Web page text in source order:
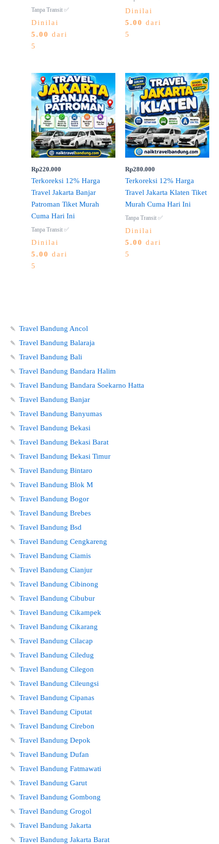
Tanpa Transit ✅
Dinilai
5.00 dari
5
Dinilai
5.00 dari
5
Rp220.000
Terkoreksi 12% Harga
Travel Jakarta Banjar
Patroman Tiket Murah
Cuma Hari Ini
Tanpa Transit ✅
Dinilai
5.00 dari
5
Rp280.000
Terkoreksi 12% Harga
Travel Jakarta Klaten Tiket
Murah Cuma Hari Ini
Tanpa Transit ✅
Dinilai
5.00 dari
5
🍡 Travel Bandung Ancol
🍡 Travel Bandung Balaraja
🍡 Travel Bandung Bali
🍡 Travel Bandung Bandara Halim
🍡 Travel Bandung Bandara Soekarno Hatta
🍡 Travel Bandung Banjar
🍡 Travel Bandung Banyumas
🍡 Travel Bandung Bekasi
🍡 Travel Bandung Bekasi Barat
🍡 Travel Bandung Bekasi Timur
🍡 Travel Bandung Bintaro
🍡 Travel Bandung Blok M
🍡 Travel Bandung Bogor
🍡 Travel Bandung Brebes
🍡 Travel Bandung Bsd
🍡 Travel Bandung Cengkareng
🍡 Travel Bandung Ciamis
🍡 Travel Bandung Cianjur
🍡 Travel Bandung Cibinong
🍡 Travel Bandung Cibubur
🍡 Travel Bandung Cikampek
🍡 Travel Bandung Cikarang
🍡 Travel Bandung Cilacap
🍡 Travel Bandung Ciledug
🍡 Travel Bandung Cilegon
🍡 Travel Bandung Cileungsi
🍡 Travel Bandung Cipanas
🍡 Travel Bandung Ciputat
🍡 Travel Bandung Cirebon
🍡 Travel Bandung Depok
🍡 Travel Bandung Dufan
🍡 Travel Bandung Fatmawati
🍡 Travel Bandung Garut
🍡 Travel Bandung Gombong
🍡 Travel Bandung Grogol
🍡 Travel Bandung Jakarta
🍡 Travel Bandung Jakarta Barat